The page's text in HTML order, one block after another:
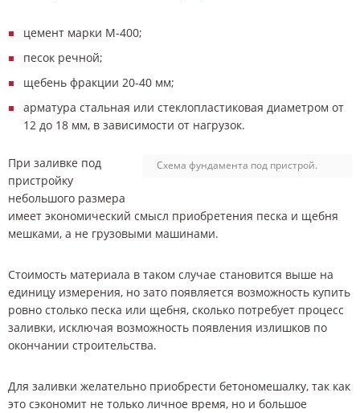
цемент марки М-400;
песок речной;
щебень фракции 20-40 мм;
арматура стальная или стеклопластиковая диаметром от
12 до 18 мм, в зависимости от нагрузок.
Схема фундамента под пристрой.
При заливке под
пристройку
небольшого размера
имеет экономический смысл приобретения песка и щебня
мешками, а не грузовыми машинами.
Стоимость материала в таком случае становится выше на
единицу измерения, но зато появляется возможность купить
ровно столько песка или щебня, сколько потребует процесс
заливки, исключая возможность появления излишков по
окончании строительства.
Для заливки желательно приобрести бетономешалку, так как
это сэкономит не только личное время, но и большое